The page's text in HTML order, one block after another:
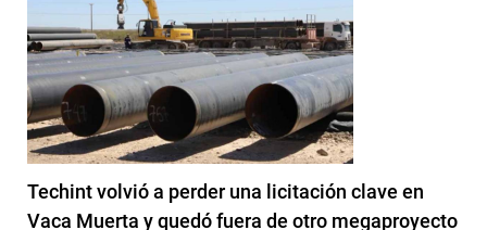
Techint volvió a perder una licitación clave en
Vaca Muerta y quedó fuera de otro megaproyecto